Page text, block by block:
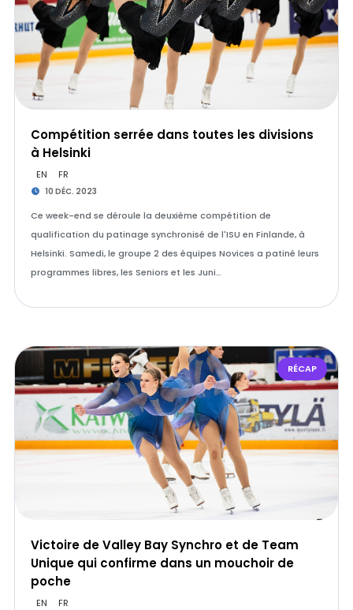
Compétition serrée dans toutes les divisions
à Helsinki
EN FR
10 DÉC. 2023
Ce week-end se déroule la deuxième compétition de
qualification du patinage synchronisé de l'ISU en Finlande, à
Helsinki. Samedi, le groupe 2 des équipes Novices a patiné leurs
programmes libres, les Seniors et les Juni…
RÉCAP
Victoire de Valley Bay Synchro et de Team
Unique qui confirme dans un mouchoir de
poche
EN FR